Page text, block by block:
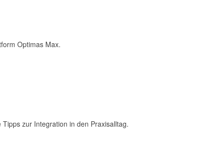
Optimas Max.
zur Integration in den Praxisalltag.